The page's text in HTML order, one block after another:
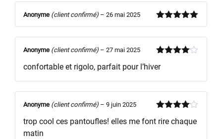
Note5sur
Anonyme (client confirmé) – 26 mai 2025
sur 5
Anonyme (client confirmé) – 27 mai 2025
confortable et rigolo, parfait pour l’hiver
sur 5
Anonyme (client confirmé) – 9 juin 2025
trop cool ces pantoufles! elles me font rire chaque
matin